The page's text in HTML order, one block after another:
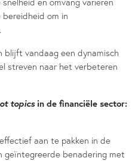
om in
blijft vandaag een dynamisch
streven naar het verbeteren
topicsin de financiële sector:
aan te pakken in de
geïntegreerde benadering met